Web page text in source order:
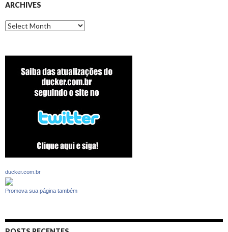
ARCHIVES
Archives
ducker.com.br
Promova sua página também